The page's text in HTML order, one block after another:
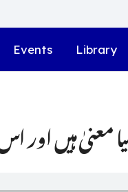
Events Library
معنیٰ ہیں